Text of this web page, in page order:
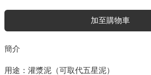
加至購物車
簡介
用途：灌漿泥（可取代五星泥）